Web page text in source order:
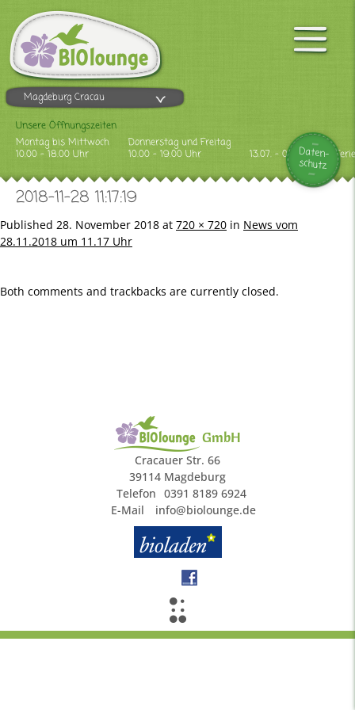
Magdeburg Cracau
Unsere Öffnungszeiten
Montag bis Mittwoch
10.00 - 18.00 Uhr
Donnerstag und Freitag
10.00 - 19.00 Uhr
13.07. - 09.08.2026
Daten-
schutz
2018-11-28 11:17:19
Published 28. November 2018 at 720 × 720 in News vom
28.11.2018 um 11.17 Uhr
Both comments and trackbacks are currently closed.
GmbH
Cracauer Str. 66
39114 Magdeburg
Telefon 0391 8189 6924
E-Mail
info@biolounge.de